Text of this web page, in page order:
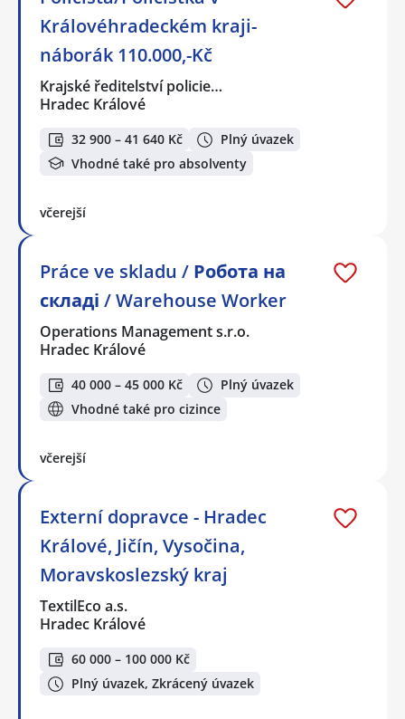
Královéhradeckém kraji-
náborák 110.000,-Kč
Krajské ředitelství policie…
Hradec Králové
32 900 – 41 640 Kč
Plný úvazek
Vhodné také pro absolventy
včerejší
Práce ve skladu / Робота на
складі / Warehouse Worker
Operations Management s.r.o.
Hradec Králové
40 000 – 45 000 Kč
Plný úvazek
Vhodné také pro cizince
včerejší
Externí dopravce - Hradec
Králové, Jičín, Vysočina,
Moravskoslezský kraj
TextilEco a.s.
Hradec Králové
60 000 – 100 000 Kč
Plný úvazek, Zkrácený úvazek